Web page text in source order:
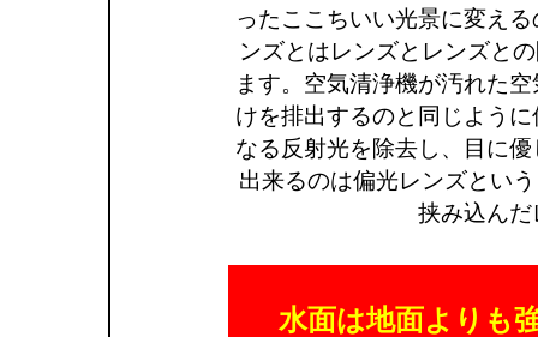
ったここちいい光景に変え
ンズとはレンズとレンズと
ます。空気清浄機が汚れた
けを排出するのと同じよう
なる反射光を除去し、目に
出来るのは偏光レンズとい
挟み込ん
水面は地面よりも